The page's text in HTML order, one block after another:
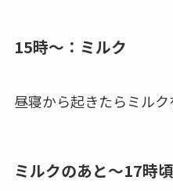
15時～：ミルク
昼寝から起きたらミルク
ミルクのあと～17時